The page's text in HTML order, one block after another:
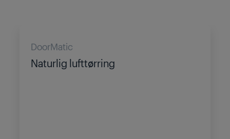
DoorMatic
Naturlig lufttørring